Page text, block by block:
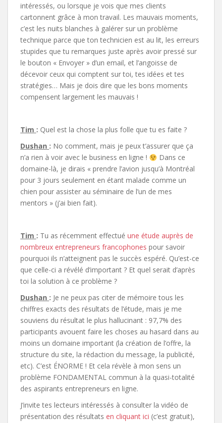
intéressés, ou lorsque je vois que mes clients
cartonnent grâce à mon travail. Les mauvais moments,
c’est les nuits blanches à galérer sur un problème
technique parce que ton technicien est au lit, les erreurs
stupides que tu remarques juste après avoir pressé sur
le bouton « Envoyer » d’un email, et l’angoisse de
décevoir ceux qui comptent sur toi, tes idées et tes
stratégies… Mais je dois dire que les bons moments
compensent largement les mauvais !
Tim : Quel est la chose la plus folle que tu es faite ?
Dushan : No comment, mais je peux t’assurer que ça
n’a rien à voir avec le business en ligne !
Dans ce
domaine-là, je dirais « prendre l’avion jusqu’à Montréal
pour 3 jours seulement en étant malade comme un
chien pour assister au séminaire de l’un de mes
mentors » (j’ai bien fait).
Tim : Tu as récemment effectué une étude auprès de
nombreux entrepreneurs francophones pour savoir
pourquoi ils n’atteignent pas le succès espéré. Qu’est-ce
que celle-ci a révélé d’important ? Et quel serait d’après
toi la solution à ce problème ?
Dushan : Je ne peux pas citer de mémoire tous les
chiffres exacts des résultats de l’étude, mais je me
souviens du résultat le plus hallucinant : 97,7% des
participants avouent faire les choses au hasard dans au
moins un domaine important (la création de l’offre, la
structure du site, la rédaction du message, la publicité,
etc). C’est ÉNORME ! Et cela révèle à mon sens un
problème FONDAMENTAL commun à la quasi-totalité
des aspirants entrepreneurs en ligne.
J’invite tes lecteurs intéressés à consulter la vidéo de
présentation des résultats en cliquant ici (c’est gratuit),